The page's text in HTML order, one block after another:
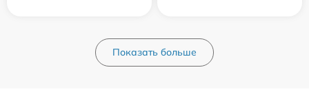
Показать больше